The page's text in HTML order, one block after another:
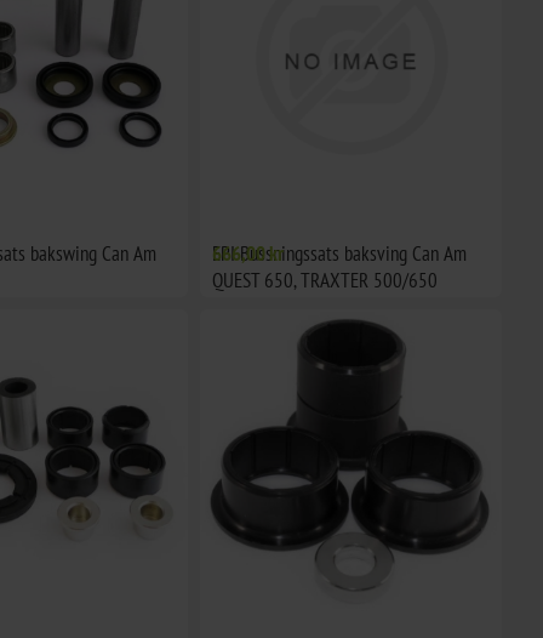
bakswing Can Am
EPI Bussningssats baksving Can Am
QUEST 650, TRAXTER 500/650
666,00 kr